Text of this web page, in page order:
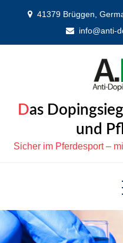
41379 Brüggen,
info@anti-
Das Dopingsiegel für Pferdefutter
und
Sicher im Pferdesport –